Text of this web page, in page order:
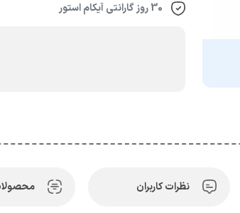
30 روز گارانتی آیکام استور
نظرات کاربران